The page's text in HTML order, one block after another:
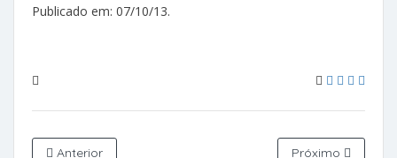
Publicado em: 07/10/13.
Anterior Próximo